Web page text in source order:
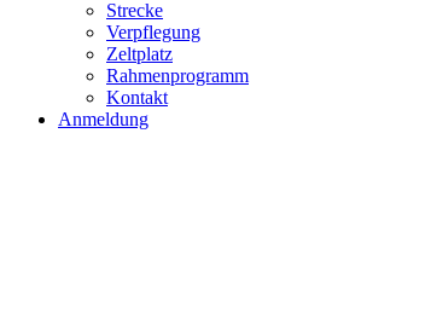
Strecke
Verpflegung
Zeltplatz
Rahmenprogramm
Kontakt
Anmeldung